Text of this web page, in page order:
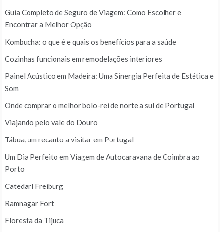
Guia Completo de Seguro de Viagem: Como Escolher e
Encontrar a Melhor Opção
Kombucha: o que é e quais os benefícios para a saúde
Cozinhas funcionais em remodelações interiores
Painel Acústico em Madeira: Uma Sinergia Perfeita de Estética e
Som
Onde comprar o melhor bolo-rei de norte a sul de Portugal
Viajando pelo vale do Douro
Tábua, um recanto a visitar em Portugal
Um Dia Perfeito em Viagem de Autocaravana de Coimbra ao
Porto
Catedarl Freiburg
Ramnagar Fort
Floresta da Tijuca